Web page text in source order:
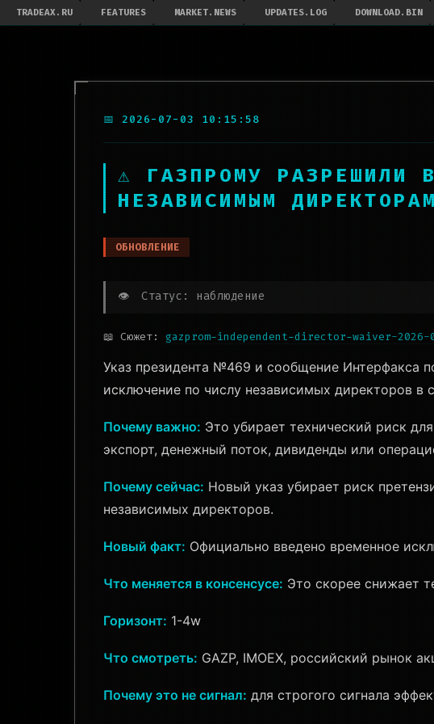
TRADEAX.RU FEATURES MARKET.NEWS UPDATES.LOG DOWNLOAD.BIN
📅 2026-07-03 10:15:58
⚠ ГАЗПРОМУ РАЗРЕШИЛИ
НЕЗАВИСИМЫМ
ОБНОВЛЕНИЕ
👁️ Статус: наблюдение
📖 Сюжет: gazprom-independent-director-waiver-2026-
Указ президента №469 и сообщение Интерфакса
исключение по числу независимых директоров в
Почему важно: Это убирает технический риск
экспорт, денежный поток, дивиденды или
Почему сейчас: Новый указ убирает риск
независимых директоров.
Новый факт: Официально введено временное
Что меняется в консенсусе: Это скорее снижает
Горизонт: 1-4w
Что смотреть: GAZP, IMOEX, российский рынок
Почему это не сигнал: для строгого сигнала